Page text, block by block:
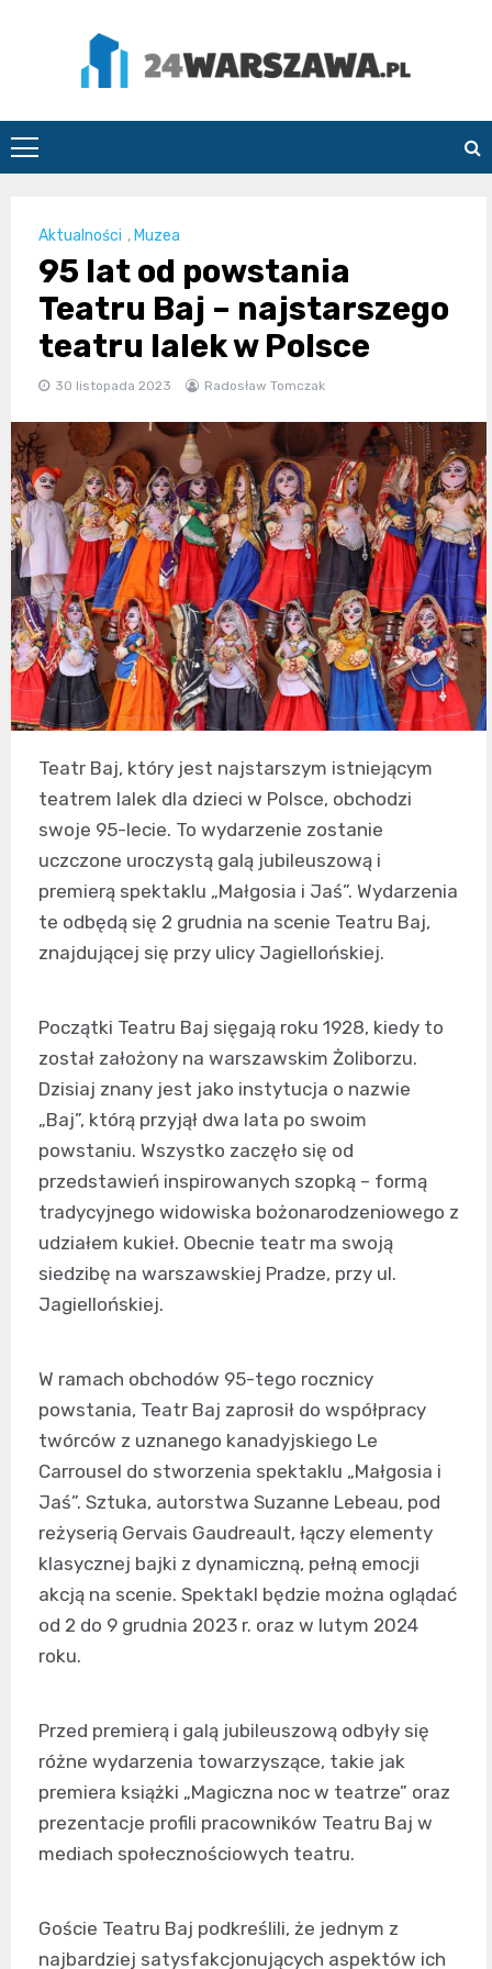
24Warszawa.pl
Aktualności , Muzea
95 lat od powstania
Teatru Baj – najstarszego
teatru lalek w Polsce
30 listopada 2023 Radosław Tomczak
Teatr Baj, który jest najstarszym istniejącym
teatrem lalek dla dzieci w Polsce, obchodzi
swoje 95-lecie. To wydarzenie zostanie
uczczone uroczystą galą jubileuszową i
premierą spektaklu „Małgosia i Jaś”. Wydarzenia
te odbędą się 2 grudnia na scenie Teatru Baj,
znajdującej się przy ulicy Jagiellońskiej.
Początki Teatru Baj sięgają roku 1928, kiedy to
został założony na warszawskim Żoliborzu.
Dzisiaj znany jest jako instytucja o nazwie
„Baj”, którą przyjął dwa lata po swoim
powstaniu. Wszystko zaczęło się od
przedstawień inspirowanych szopką – formą
tradycyjnego widowiska bożonarodzeniowego z
udziałem kukieł. Obecnie teatr ma swoją
siedzibę na warszawskiej Pradze, przy ul.
Jagiellońskiej.
W ramach obchodów 95-tego rocznicy
powstania, Teatr Baj zaprosił do współpracy
twórców z uznanego kanadyjskiego Le
Carrousel do stworzenia spektaklu „Małgosia i
Jaś”. Sztuka, autorstwa Suzanne Lebeau, pod
reżyserią Gervais Gaudreault, łączy elementy
klasycznej bajki z dynamiczną, pełną emocji
akcją na scenie. Spektakl będzie można oglądać
od 2 do 9 grudnia 2023 r. oraz w lutym 2024
roku.
Przed premierą i galą jubileuszową odbyły się
różne wydarzenia towarzyszące, takie jak
premiera książki „Magiczna noc w teatrze” oraz
prezentacje profili pracowników Teatru Baj w
mediach społecznościowych teatru.
Goście Teatru Baj podkreślili, że jednym z
najbardziej satysfakcjonujących aspektów ich